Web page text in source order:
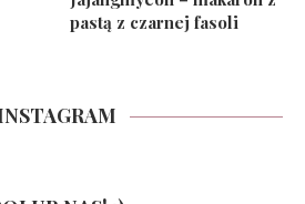
pastą z czarnej fasoli